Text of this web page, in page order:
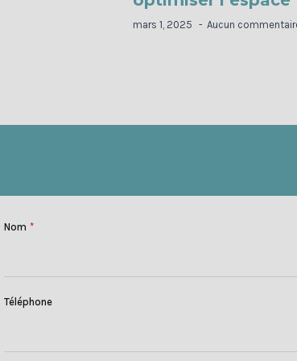
mars 1, 2025 Aucun
Nom *
Téléphone